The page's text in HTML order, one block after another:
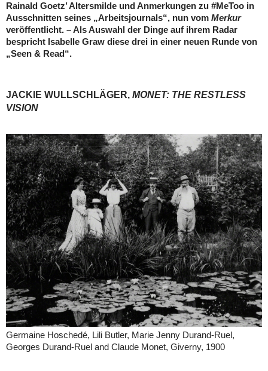
Rainald Goetz’ Altersmilde und Anmerkungen zu #MeToo in
Ausschnitten seines „Arbeitsjournals“, nun vom Merkur
veröffentlicht. – Als Auswahl der Dinge auf ihrem Radar
bespricht Isabelle Graw diese drei in einer neuen Runde von
„Seen & Read“.
JACKIE WULLSCHLÄGER, MONET: THE RESTLESS
VISION
Germaine Hoschedé, Lili Butler, Marie Jenny Durand-Ruel,
Georges Durand-Ruel and Claude Monet, Giverny, 1900